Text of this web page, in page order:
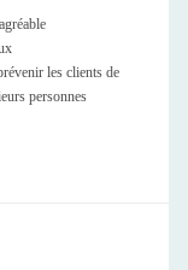
les clients de
personnes